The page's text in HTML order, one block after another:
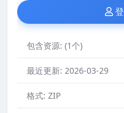
包含资源: (1个)
最近更新: 2026-03-29
格式: ZIP